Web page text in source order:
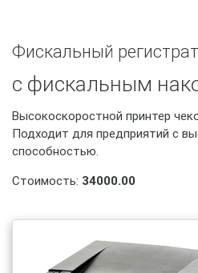
Фискальный
с фискальным
Высокоскоростной принтер
Подходит для предприятий с
способностью.
Стоимость: 34000.00